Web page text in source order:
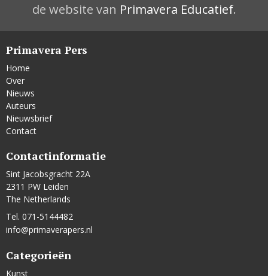
de website van Primavera Educatief.
Primavera Pers
Home
Over
Nieuws
Auteurs
Nieuwsbrief
Contact
Contactinformatie
Sint Jacobsgracht 22A
2311 PW Leiden
The Netherlands
Tel. 071-5144482
info@primaverapers.nl
Categorieën
Kunst